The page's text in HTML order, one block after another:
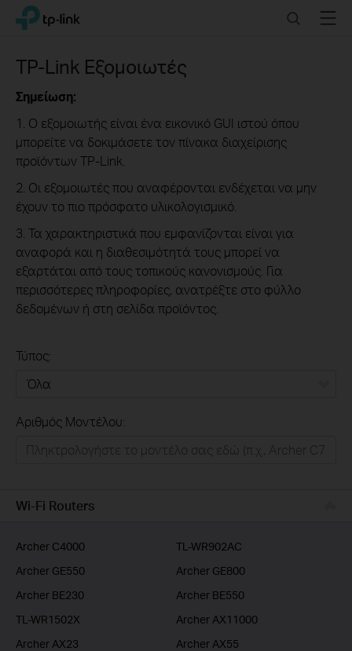
Click
the
navigation
bar
TP-Link, Reliably Smart SearchMenu
TP-Link Εξομοιωτές
Σημείωση:
1. Ο εξομοιωτής είναι ένα εικονικό GUI ιστού όπου
μπορείτε να δοκιμάσετε τον πίνακα διαχείρισης
προϊόντων TP-Link.
2. Οι εξομοιωτές που αναφέρονται ενδέχεται να μην
έχουν το πιο πρόσφατο υλικολογισμικό.
3. Τα χαρακτηριστικά που εμφανίζονται είναι για
αναφορά και η διαθεσιμότητά τους μπορεί να
εξαρτάται από τους τοπικούς κανονισμούς. Για
περισσότερες πληροφορίες, ανατρέξτε στο φύλλο
δεδομένων ή στη σελίδα προϊόντος.
Τύπος:
Επιχειρησεις
Αριθμός Μοντέλου:
Wi-Fi Routers
Archer C4000
TL-WR902AC
Archer GE550
Archer GE800
Archer BE230
Archer BE550
TL-WR1502X
Archer AX11000
Archer AX23
Archer AX55